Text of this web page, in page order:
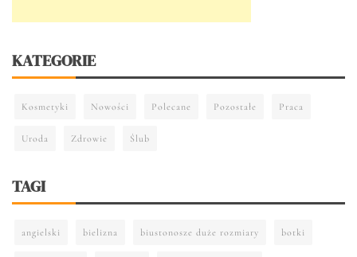
KATEGORIE
Kosmetyki Nowości Polecane Pozostałe Praca
Uroda Zdrowie Ślub
TAGI
angielski bielizna biustonosze duże rozmiary botki